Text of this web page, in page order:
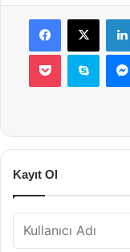
Facebook
X
Pocket Skype
Kayıt Ol